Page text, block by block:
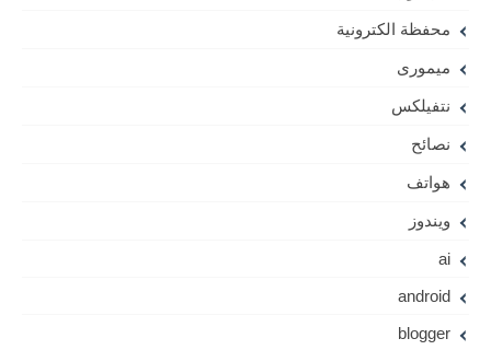
محفظة الكترونية
ميمورى
نتفيلكس
نصائح
هواتف
ويندوز
ai
android
blogger